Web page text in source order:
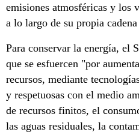
emisiones atmosféricas y los
a lo largo de su propia
Para conservar la energía, el
que se esfuercen "por
recursos, mediante
y respetuosas con el medio
de recursos finitos, el
las aguas residuales, la